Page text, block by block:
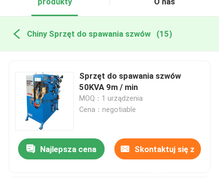
Chiny Sprzęt do spawania szwów (15)
Sprzęt do spawania szwów
50KVA 9m / min
MOQ：1 urządzenia
Cena：negotiable
Najlepsza cena Skontaktuj się z